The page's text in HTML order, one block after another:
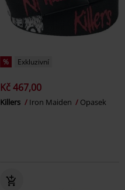
% Exkluzivní
Kč 467,00
Killers Iron Maiden Opasek